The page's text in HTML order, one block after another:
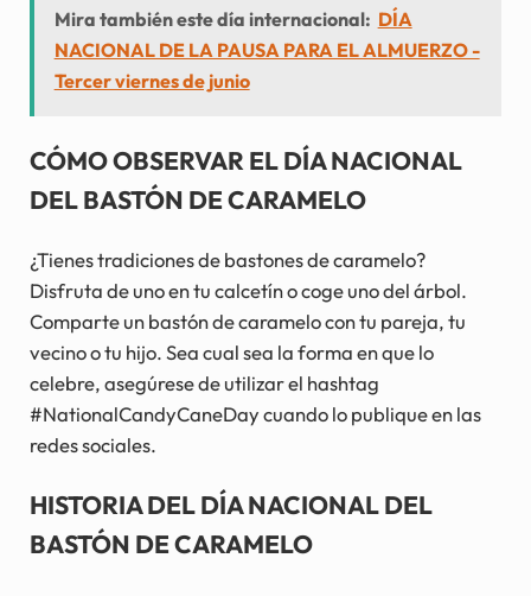
Mira también este día internacional: DÍA
NACIONAL DE LA PAUSA PARA EL ALMUERZO -
Tercer viernes de junio
CÓMO OBSERVAR EL DÍA NACIONAL
DEL BASTÓN DE CARAMELO
¿Tienes tradiciones de bastones de caramelo?
Disfruta de uno en tu calcetín o coge uno del árbol.
Comparte un bastón de caramelo con tu pareja, tu
vecino o tu hijo. Sea cual sea la forma en que lo
celebre, asegúrese de utilizar el hashtag
#NationalCandyCaneDay cuando lo publique en las
redes sociales.
HISTORIA DEL DÍA NACIONAL DEL
BASTÓN DE CARAMELO